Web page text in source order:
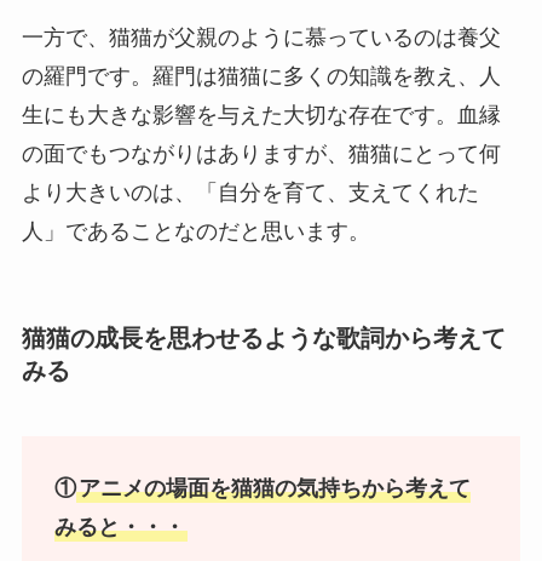
一方で、猫猫が父親のように慕っているのは養父
の羅門です。羅門は猫猫に多くの知識を教え、人
生にも大きな影響を与えた大切な存在です。血縁
の面でもつながりはありますが、猫猫にとって何
より大きいのは、「自分を育て、支えてくれた
人」であることなのだと思います。
猫猫の成長を思わせるような歌詞から考えて
みる
①アニメの場面を猫猫の気持ちから考えて
みると・・・